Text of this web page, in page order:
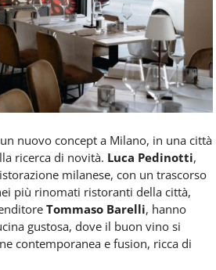
nuovo concept a Milano, in una città
ricerca di novità. Luca Pedinotti,
milanese, con un trascorso
più rinomati ristoranti della città,
Tommaso Barelli, hanno
gustosa, dove il buon vino si
contemporanea e fusion, ricca di